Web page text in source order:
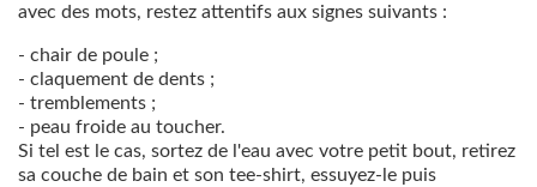
avec des mots, restez attentifs aux signes suivants :
- chair de poule ;
- claquement de dents ;
- tremblements ;
- peau froide au toucher.
Si tel est le cas, sortez de l'eau avec votre petit bout, retirez
sa couche de bain et son tee-shirt, essuyez-le puis